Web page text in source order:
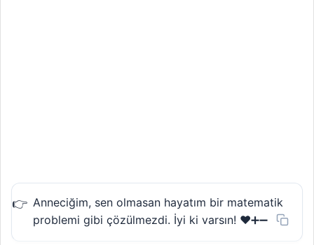
Anneciğim, sen olmasan hayatım bir matematik
problemi gibi çözülmezdi. İyi ki varsın! ❤️➕➖